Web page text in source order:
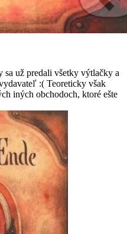
sa už predali všetky výtlačky a
:( Teoreticky však
iných obchodoch, ktoré ešte